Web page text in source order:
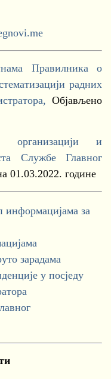
Правилника о
радних
Објављено
организацији и
Службе Главног
01.03.2022. године
информацијама за
зарадама
у посједу